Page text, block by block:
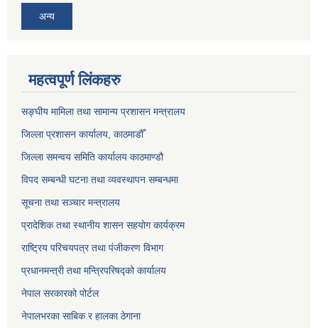
अन्य
महत्वपूर्ण लिंकहरु
सङ्‍घीय मामिला तथा सामान्य प्रशासन मन्त्रालय
जिल्ला प्रशासन कार्यालय, काठमाडौँ
जिल्ला समन्वय समिति कार्यालय काठमाण्ड‌ौ
विपद सम्बन्धी घटना तथा व्यवस्थापन सम्बन्धमा
सूचना तथा सञ्चार मन्त्रालय
प्रादेशिक तथा स्थानीय शासन सहयोग कार्यक्रम
राष्ट्रिय परिचयपत्र तथा पंजीकरण विभाग
प्रधानमन्त्री तथा मन्त्रिपरिषद्को कार्यालय
नेपाल सरकारको पोर्टल
नेपालभरका साबिक र हालका ठेगाना